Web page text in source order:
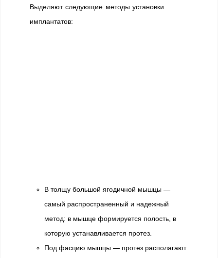
Выделяют следующие методы установки
имплантатов:
В толщу большой ягодичной мышцы —
самый распространенный и надежный
метод: в мышце формируется полость, в
которую устанавливается протез.
Под фасцию мышцы — протез располагают